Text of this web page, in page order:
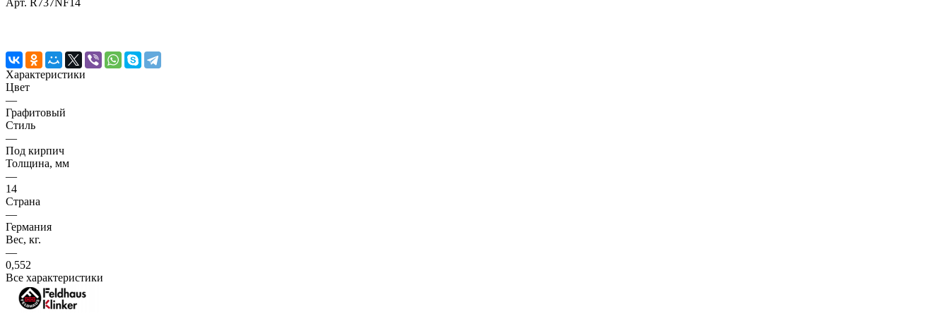
Характеристики
Цвет
—
Графитовый
Стиль
—
Под кирпич
Толщина, мм
—
14
Страна
—
Германия
Вес, кг.
—
0,552
Все характеристики